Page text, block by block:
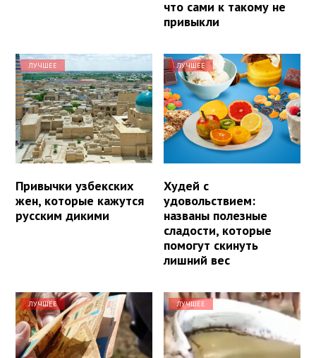
что сами к такому не
привыкли
ЛУЧШЕЕ
Привычки узбекских
жен, которые кажутся
русским дикими
ЛУЧШЕЕ
Худей с
удовольствием:
названы полезные
сладости, которые
помогут скинуть
лишний вес
ЛУЧШЕЕ ЛУЧШЕЕ